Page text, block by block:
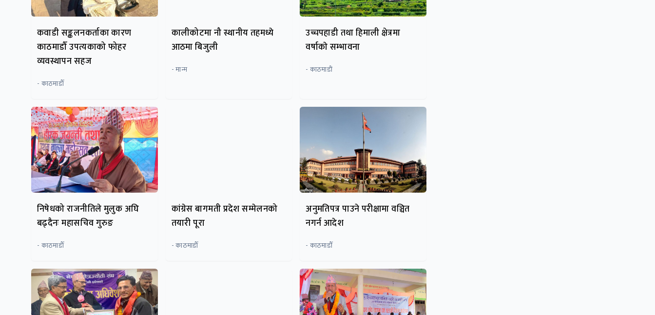
कवाडी सङ्कलनकर्ताका कारण
काठमाडौँ उपत्यकाको फोहर
व्यवस्थापन सहज
- काठमाडाैँ
कालीकोटमा नौ स्थानीय तहमध्ये
आठमा बिजुली
- मान्म
उच्चपहाडी तथा हिमाली क्षेत्रमा
वर्षाकाे सम्भावना
- काठमाडाैं
निषेधको राजनीतिले मुलुक अघि
बढ्दैनः महासचिव गुरुङ
- काठमाडाैँ
कांग्रेस बागमती प्रदेश सम्मेलनको
तयारी पूरा
- काठमाडाैँ
अनुमतिपत्र पाउने परीक्षामा वञ्चित
नगर्न आदेश
- काठमाडौँ